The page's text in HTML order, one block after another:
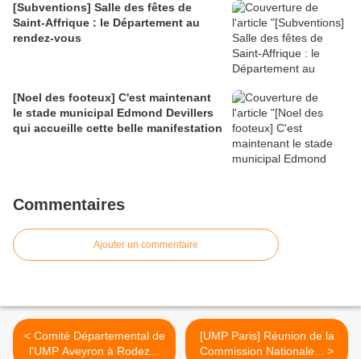
[Subventions] Salle des fêtes de
Saint-Affrique : le Département au
rendez-vous
[Noel des footeux] C'est maintenant
le stade municipal Edmond Devillers
qui accueille cette belle manifestation
Commentaires
Ajouter un commentaire
< Comité Départemental de
l'UMP Aveyron à Rodez...
[UMP Paris] Réunion de la
Commission Nationale... >